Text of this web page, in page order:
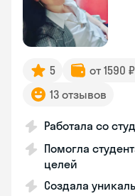
5 от 1590
13 отзывов
Работала со
Помогла
целей
Создала